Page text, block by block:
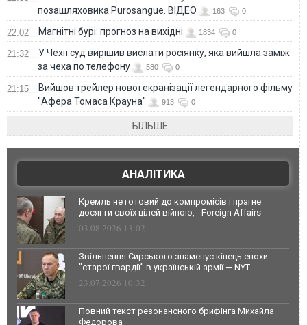
позашляховика Purosangue. ВІДЕО
163 0
22:02 Магнітні бурі: прогноз на вихідні 1834 0
21:32
У Чехії суд вирішив вислати росіянку, яка вийшла заміж
за чеха по телефону
580 0
21:15
Вийшов трейлер нової екранізації легендарного фільму
"Афера Томаса Крауна"
913 0
БІЛЬШЕ
АНАЛІТИКА
Кремль не готовий до компромісів і прагне
досягти своїх цілей війною, - Foreign Affairs
03.08.2026 13:02
Звільнення Сирського знаменує кінець епохи
"старої гвардії" в українській армії — NYT
23.07.2026 10:32
Повний текст резонансного брифінга Михайла
Федорова